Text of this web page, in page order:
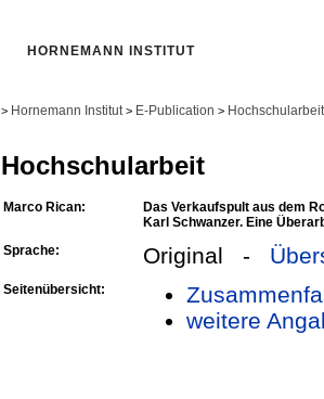
HORNEMANN INSTITUT
> Hornemann Institut > E-Publication >
Hochschularbeit
Marco Rican:
Das Verkaufspult aus dem
Karl Schwanzer. Eine
Sprache:
Original -
Seitenübersicht:
weitere